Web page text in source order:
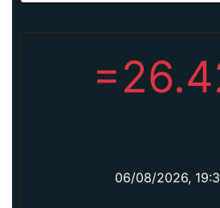
=
06/08/2026,